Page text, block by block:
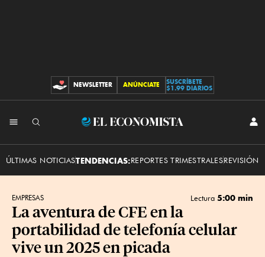
CONTRIBUCIONES
NEWSLETTER ANÚNCIATE
SUSCRÍBETE
$1.99 DIARIOS
El
ÚLTIMAS NOTICIASTENDENCIAS:REPORTES TRIMESTRALESREVISIÓN
EMPRESAS Lectura 5:00 min
La aventura de CFE en la
portabilidad de telefonía celular
vive un 2025 en picada